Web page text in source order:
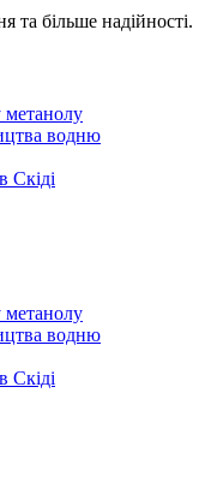
більше надійності.
метанолу
водню
Скіді
метанолу
водню
Скіді